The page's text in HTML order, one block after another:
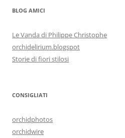
BLOG AMICI
Le Vanda di Philippe Christophe
orchidelirium.blogspot
Storie di fiori stilosi
CONSIGLIATI
orchidphotos
orchidwire